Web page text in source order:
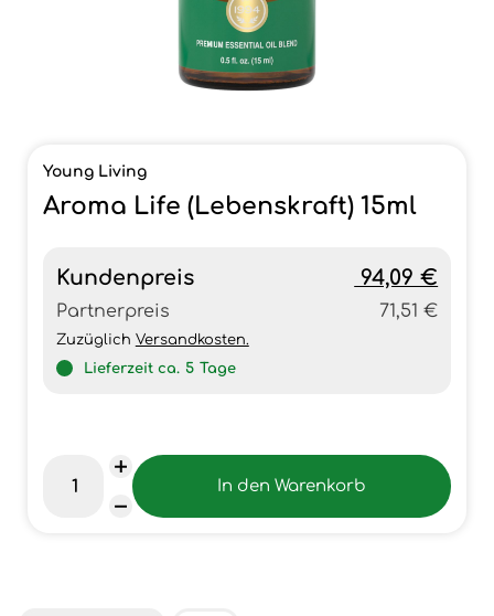
Young Living
Aroma Life (Lebenskraft) 15ml
Kundenpreis 94,09 €
Partnerpreis 71,51 €
Zuzüglich Versandkosten.
Lieferzeit ca. 5 Tage